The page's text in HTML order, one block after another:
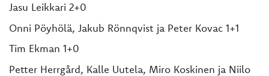
Jasu Leikkari 2+0
Onni Pöyhölä, Jakub Rönnqvist ja Peter Kovac 1+1
Tim Ekman 1+0
Petter Herrgård, Kalle Uutela, Miro Koskinen ja Niilo